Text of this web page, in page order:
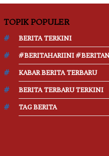
TOPIK POPULER
BERITA TERKINI
#BERITAHARIINI
KABAR BERITA TERBARU
BERITA TERBARU TERKINI
TAG BERITA